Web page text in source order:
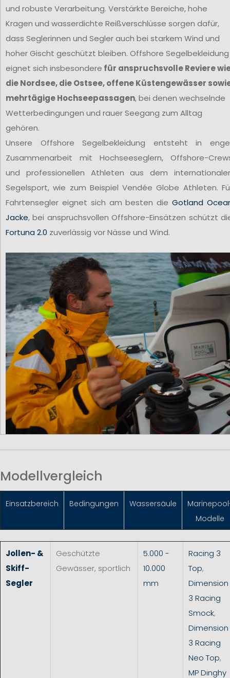
und robuste Verarbeitung. Verstärkte Bereiche, hohe
Kragen und wasserdichte Reißverschlüsse sorgen dafür,
dass Seglerinnen und Segler auch bei starkem Wind und
hoher Gischt geschützt bleiben. Offshore Segelbekleidung
eignet sich insbesondere für anspruchsvolle Reviere
die Nordsee, die Ostsee, offene Küstengewässer
mehrtägige Hochseepassagen, bei denen wechselnde
Wetterbedingungen und rauer Seegang zum Alltag
gehören.
Unsere Offshore Segelbekleidung entsteht in
Zusammenarbeit mit Hochseeseglern, Offshore-
und professionellen Athleten aus dem
Segelsport, wie zum Beispiel Vendée Globe Athleten.
Fahrtensegler eignet sich am besten dieGotland
Jacke, bei anspruchsvollen Offshore-Einsätzen schützt
Fortuna 2.0 zuverlässig vor Nässe und Wind.
Modellvergleich
Einsatzbereich Bedingungen Wassersäule
Modelle
Jollen- &
Skiff-
Segler
Geschützte
Gewässer, sportlich
5.000 -
10.000
mm
Racing 3
Top,
Dimension
3 Racing
Smock,
Dimension
3 Racing
Neo Top,
MP Dinghy